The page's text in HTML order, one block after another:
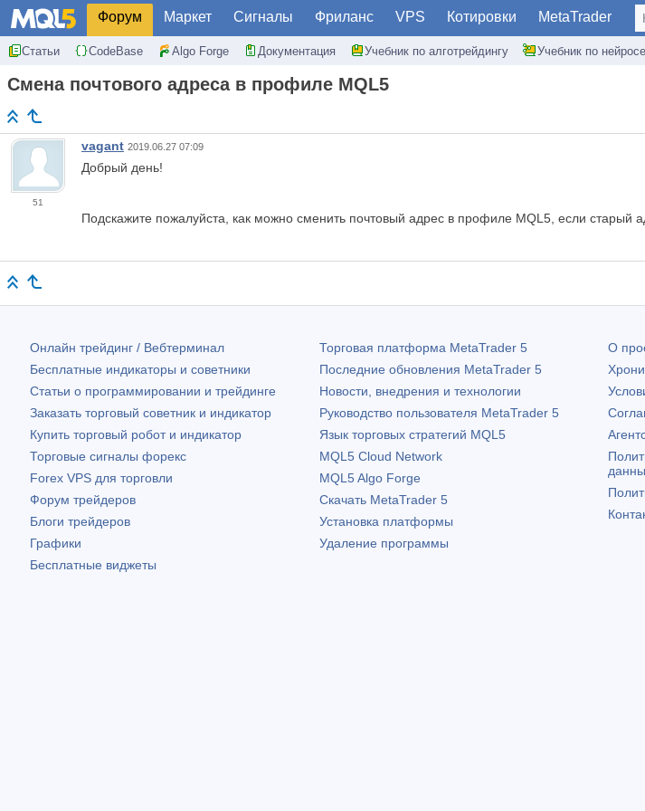
Форум Маркет Сигналы Фриланс VPS Котировки MetaTrader
Статьи CodeBase Algo Forge Документация Учебник по алготрейдингу Учебник по
Смена почтового адреса в профиле MQL5
51
vagant 2019.06.27 07:09
Добрый день!
Подскажите пожалуйста, как можно сменить почтовый адрес в профиле MQL5, если старый
Онлайн трейдинг / Вебтерминал
Бесплатные индикаторы и советники
Статьи о программировании и трейдинге
Заказать торговый советник и индикатор
Купить торговый робот и индикатор
Торговые сигналы форекс
Forex VPS для торговли
Форум трейдеров
Блоги трейдеров
Графики
Бесплатные виджеты
Торговая платформа MetaTrader 5
Последние обновления MetaTrader 5
Новости, внедрения и технологии
Руководство пользователя MetaTrader 5
Язык торговых стратегий MQL5
MQL5 Cloud Network
MQL5 Algo Forge
Скачать MetaTrader 5
Установка платформы
Удаление программы
О